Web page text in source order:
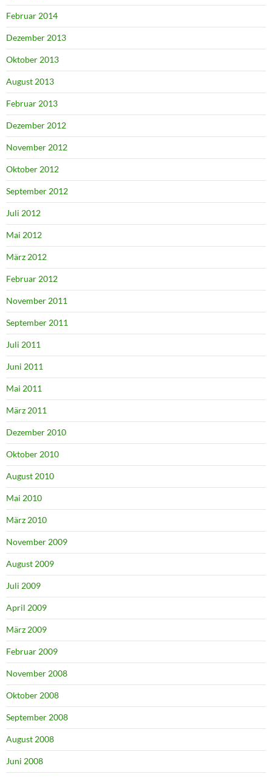
Februar 2014
Dezember 2013
Oktober 2013
August 2013
Februar 2013
Dezember 2012
November 2012
Oktober 2012
September 2012
Juli 2012
Mai 2012
März 2012
Februar 2012
November 2011
September 2011
Juli 2011
Juni 2011
Mai 2011
März 2011
Dezember 2010
Oktober 2010
August 2010
Mai 2010
März 2010
November 2009
August 2009
Juli 2009
April 2009
März 2009
Februar 2009
November 2008
Oktober 2008
September 2008
August 2008
Juni 2008